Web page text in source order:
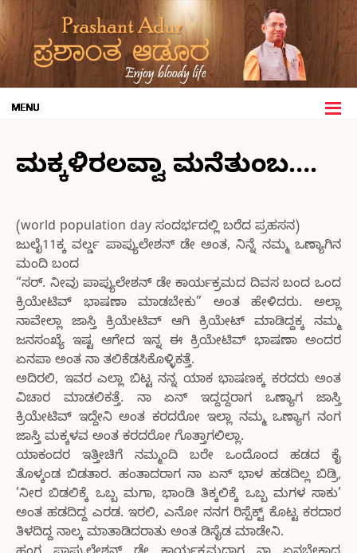
ಮಕ್ಕಳಿರಲವ್ವಾ ಮನೆತುಂಬ….
(world population day ಸಂದರ್ಭದಲ್ಲಿ ಬರೆದ ಪ್ರಹಸನ)
ಜುಲೈ11ಕ್ಕ ವರ್ಲ್ಡ ಪಾಪ್ಯುಲೇಶನ್ ಡೇ ಅಂತ, ನಿನ್ನೆ ನಮ್ಮ ಒಣ್ಯಾಗಿನ
ಮಂದಿ ಬಂದ
“ಸರ್. ನೀವು ಪಾಪ್ಯುಲೇಶನ್ ಡೇ ಕಾರ್ಯಕ್ರಮದ ದಿವಸ ಬಂದ ಒಂದ
ಕ್ರಿಯೇಟಿವ್ ಭಾಷಣಾ ಮಾಡಬೇಕು” ಅಂತ ಹೇಳಿದರು. ಅಲ್ಲಾ
ನಾವೇಲ್ಲಾ ಜಾಸ್ತಿ ಕ್ರಿಯೇಟಿವ್ ಆಗಿ ಕ್ರಿಯೇಟ್ ಮಾಡಿದ್ದಕ್ಕ ನಮ್ಮ
ಜನಸಂಖ್ಯೆ ಇಷ್ಟ ಆಗೇದ ಇನ್ನ ಈ ಕ್ರಿಯೇಟಿವ್ ಭಾಷಣಾ ಅಂದರ
ಏನಪಾ ಅಂತ ನಾ ತಲಿಕೆಡಸಿಕೊಳ್ಳಿಕತ್ತೆ.
ಅದಿರಲಿ, ಇವರ ಎಲ್ಲಾ ಬಿಟ್ಟ ನನ್ನ ಯಾಕ ಭಾಷಣಕ್ಕ ಕರದರು ಅಂತ
ವಿಚಾರ ಮಾಡಲಿಕತ್ತೆ. ನಾ ಏನ್ ಇದ್ದದ್ದರಾಗ ಒಣ್ಯಾಗ ಜಾಸ್ತಿ
ಕ್ರಿಯೇಟಿವ್ ಇದ್ದೇನಿ ಅಂತ ಕರದರೋ ಇಲ್ಲಾ ನಮ್ಮ ಒಣ್ಯಾಗ ನಂಗ
ಜಾಸ್ತಿ ಮಕ್ಕಳವ ಅಂತ ಕರದರೋ ಗೊತ್ತಾಗಲಿಲ್ಲಾ.
ಯಾಕಂದರ ಇತ್ತೀಚಿಗೆ ನಮ್ಮಂದಿ ಬರೇ ಒಂದೊಂದ ಹಡದ ಕೈ
ತೊಳ್ಕಂಡ ಬಿಡತಾರ. ಹಂತಾದರಾಗ ನಾ ಏನ್ ಭಾಳ ಹಡದಿಲ್ಲ ಬಿಡ್ರಿ,
’ನೀರ ಬಿಡಲಿಕ್ಕೆ ಒಬ್ಬ ಮಗಾ, ಭಾಂಡಿ ತಿಕ್ಕಲಿಕ್ಕೆ ಒಬ್ಬ ಮಗಳ ಸಾಕು’
ಅಂತ ಹಡದಿದ್ದ ಎರಡ. ಇರಲಿ, ಎನೋ ನನಗ ರಿಸ್ಪೆಕ್ಟ್ ಕೊಟ್ಟ ಕರದಾರ
ತಿಳದಿದ್ದ ನಾಲ್ಕ ಮಾತಾಡಿದರಾತು ಅಂತ ಡಿಸೈಡ ಮಾಡೇನಿ.